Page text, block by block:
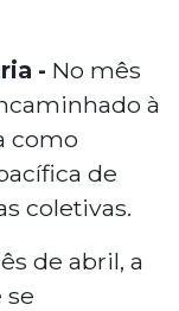
- No mês
à
como
de
coletivas.
de abril, a
se